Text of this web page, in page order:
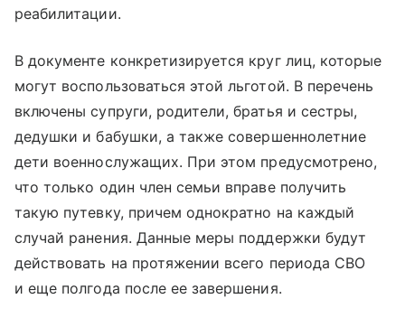
реабилитации.
В документе конкретизируется круг лиц, которые
могут воспользоваться этой льготой. В перечень
включены супруги, родители, братья и сестры,
дедушки и бабушки, а также совершеннолетние
дети военнослужащих. При этом предусмотрено,
что только один член семьи вправе получить
такую путевку, причем однократно на каждый
случай ранения. Данные меры поддержки будут
действовать на протяжении всего периода СВО
и еще полгода после ее завершения.